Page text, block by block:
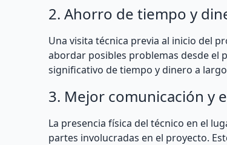
2. Ahorro de tiempo y
Una visita técnica previa al inicio del
abordar posibles problemas desde el
significativo de tiempo y dinero a
3. Mejor comunicación y
La presencia física del técnico en el
partes involucradas en el proyecto.